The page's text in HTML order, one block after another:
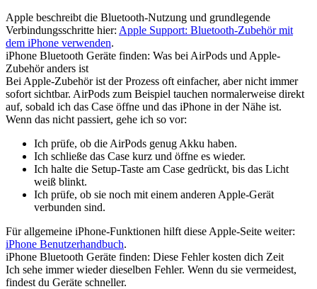
Apple beschreibt die Bluetooth-Nutzung und grundlegende
Verbindungsschritte hier: Apple Support: Bluetooth-Zubehör mit
dem iPhone verwenden.
iPhone Bluetooth Geräte finden: Was bei AirPods und Apple-
Zubehör anders ist
Bei Apple-Zubehör ist der Prozess oft einfacher, aber nicht immer
sofort sichtbar. AirPods zum Beispiel tauchen normalerweise direkt
auf, sobald ich das Case öffne und das iPhone in der Nähe ist.
Wenn das nicht passiert, gehe ich so vor:
Ich prüfe, ob die AirPods genug Akku haben.
Ich schließe das Case kurz und öffne es wieder.
Ich halte die Setup-Taste am Case gedrückt, bis das Licht
weiß blinkt.
Ich prüfe, ob sie noch mit einem anderen Apple-Gerät
verbunden sind.
Für allgemeine iPhone-Funktionen hilft diese Apple-Seite weiter:
iPhone Benutzerhandbuch.
iPhone Bluetooth Geräte finden: Diese Fehler kosten dich Zeit
Ich sehe immer wieder dieselben Fehler. Wenn du sie vermeidest,
findest du Geräte schneller.